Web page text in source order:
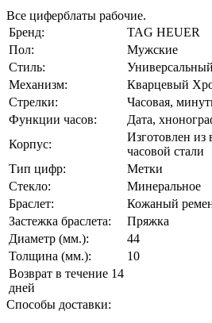
Все циферблаты рабочие.
Бренд:
TAG HEUER
Пол:
Мужские
Стиль:
Универсальный
Механизм:
Кварцевый
Стрелки:
Часовая,
Функции часов:
Дата,
Корпус:
Изготовлен из
часовой стали
Тип цифр:
Метки
Стекло:
Минеральное
Браслет:
Кожаный
Застежка браслета:
Пряжка
Диаметр (мм.):
44
Толщина (мм.):
10
Возврат в течение 14
дней
Способы доставки: